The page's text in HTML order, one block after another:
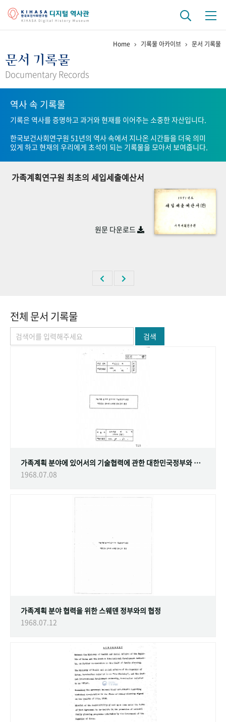
걸어온 길 기관 변천사
연구 역사
정책과 연구 키워드로 보는 연구 역사
연구자들
기록물 아카이브
사진 아카이브 문서 기록물 행정박물
숫자로 보는 50년 50+1주년 광장
Home 기록물 아카이브 문서 기록물
문서 기록물
Documentary Records
역사 속 기록물
기록은 역사를 증명하고 과거와 현재를 이어주는 소중한 자산입니다.
한국보건사회연구원 51년의 역사 속에서 지나온 시간들을 더욱 의미
있게 하고 현재의 우리에게 초석이 되는 기록물을 모아서 보여줍니다.
가족계획연구원 최초의 세입세출예산서
원문 다운로드
전체 문서 기록물
검색
가족계획 분야에 있어서의 기술협력에 관한 대한민국정부와 스웨덴 정부간의 협정
1968.07.08
가족계획 분야 협력을 위한 스웨덴 정부와의 협정
1968.07.12